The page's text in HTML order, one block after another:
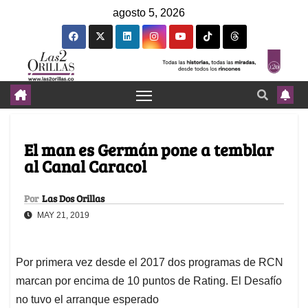
agosto 5, 2026
El man es Germán pone a temblar
al Canal Caracol
Por Las Dos Orillas
MAY 21, 2019
Por primera vez desde el 2017 dos programas de RCN
marcan por encima de 10 puntos de Rating. El Desafío
no tuvo el arranque esperado